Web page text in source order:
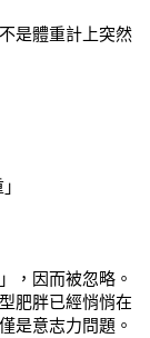
是體重計上突然
，因而被忽略。
肥胖已經悄悄在
是意志力問題。